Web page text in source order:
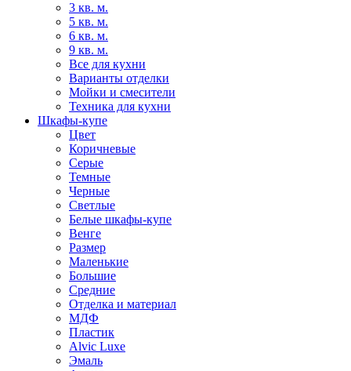
3 кв. м.
5 кв. м.
6 кв. м.
9 кв. м.
Все для кухни
Варианты отделки
Мойки и смесители
Техника для кухни
Шкафы-купе
Цвет
Коричневые
Серые
Темные
Черные
Светлые
Белые шкафы-купе
Венге
Размер
Маленькие
Большие
Средние
Отделка и материал
МДФ
Пластик
Alvic Luxe
Эмаль